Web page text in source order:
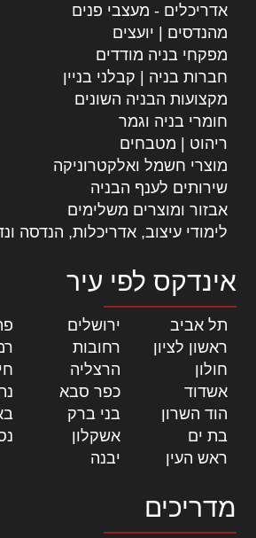
אדריכלים - מעצבי פנים
מהנדסים | יועצים
מפקחי בניה מודדים
חברות בניה | קבלני בניין
מקצועות הבניה השונים
חומרי בניה וגמר
ריהוט | מטבחים
מוצרי חשמל ואלקטרוניקה
שירותים לענף הבניה
אבזור ומוצרים משלימים
לימודי עיצוב, אדריכלות, הנדסה
אינדקס לפי עיר
תל אביב ירושלים
ראשון לציון
רחובות
חולון
הרצליה
אשדוד
כפר סבא
הוד השרון
בני ברק
בת ים
אשקלון
ראש העין
יבנה
מדריכים